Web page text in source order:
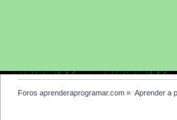
Foros aprenderaprogramar.com » Aprender a